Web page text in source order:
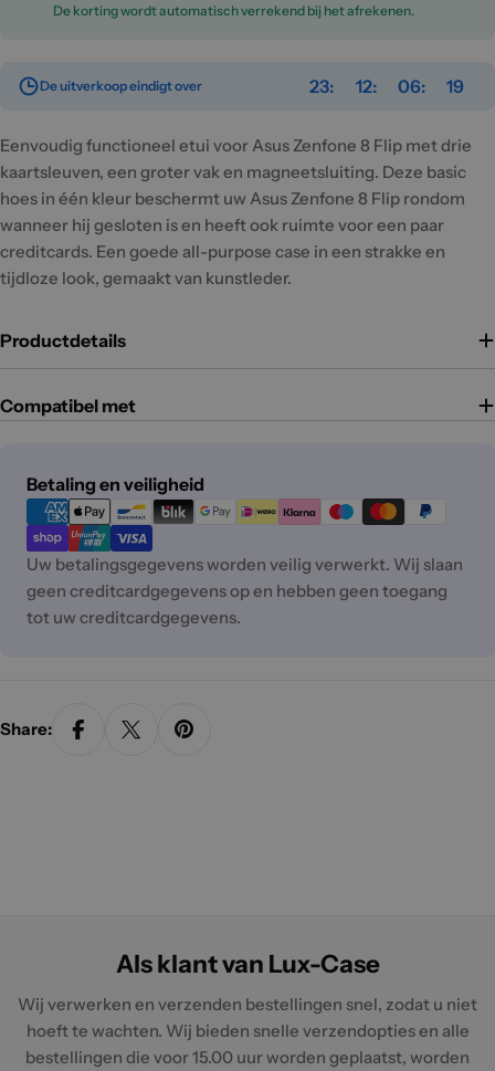
De korting wordt automatisch verrekend bij het afrekenen.
De uitverkoop eindigt over 23 12 06 19
Eenvoudig functioneel etui voor Asus Zenfone 8 Flip met drie
kaartsleuven, een groter vak en magneetsluiting. Deze basic
hoes in één kleur beschermt uw Asus Zenfone 8 Flip rondom
wanneer hij gesloten is en heeft ook ruimte voor een paar
creditcards. Een goede all-purpose case in een strakke en
tijdloze look, gemaakt van kunstleder.
Productdetails
Compatibel met
Betaling en veiligheid
Betaalmethoden
Uw betalingsgegevens worden veilig verwerkt. Wij slaan
geen creditcardgegevens op en hebben geen toegang
tot uw creditcardgegevens.
Share:
Als klant van Lux-Case
Wij verwerken en verzenden bestellingen snel, zodat u niet
hoeft te wachten. Wij bieden snelle verzendopties en alle
bestellingen die voor 15.00 uur worden geplaatst, worden